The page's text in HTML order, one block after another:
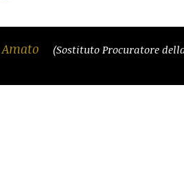
(Sostituto Procuratore